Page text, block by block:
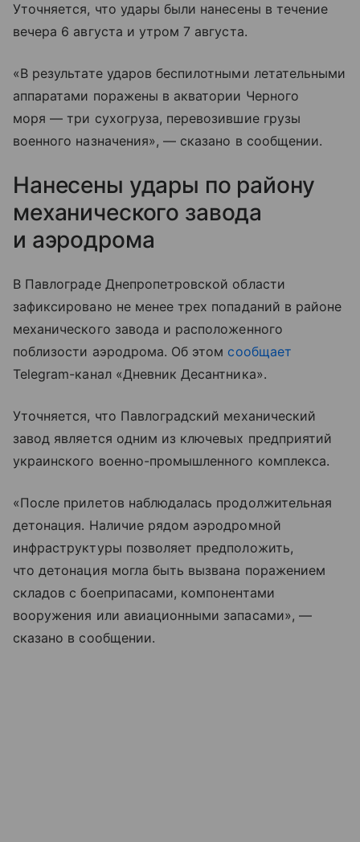
Уточняется, что удары были нанесены в течение
вечера 6 августа и утром 7 августа.
«В результате ударов беспилотными летательными
аппаратами поражены в акватории Черного
моря — три сухогруза, перевозившие грузы
военного назначения», — сказано в сообщении.
Нанесены удары по району
механического завода
и аэродрома
В Павлограде Днепропетровской области
зафиксировано не менее трех попаданий в районе
механического завода и расположенного
поблизости аэродрома. Об этом сообщает
Telegram-канал «Дневник Десантника».
Уточняется, что Павлоградский механический
завод является одним из ключевых предприятий
украинского военно-промышленного комплекса.
«После прилетов наблюдалась продолжительная
детонация. Наличие рядом аэродромной
инфраструктуры позволяет предположить,
что детонация могла быть вызвана поражением
складов с боеприпасами, компонентами
вооружения или авиационными запасами», —
сказано в сообщении.